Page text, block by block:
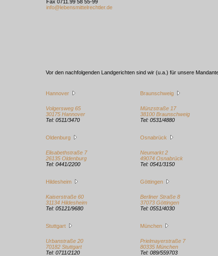
Fax 0711.99 58 55-99
info@lebensmittelrechtler.de
Vor den nachfolgenden Landgerichten sind wir (u.a.) für unsere
Hannover
Volgersweg 65
30175 Hannover
Tel: 0511/3470
Braunschweig
Münzstraße 17
38100 Braunschweig
Tel: 0531/4880
Oldenburg
Elisabethstraße 7
26135 Oldenburg
Tel: 0441/2200
Osnabrück
Neumarkt 2
49074 Osnabrück
Tel: 0541/3150
Hildesheim
Kaiserstraße 60
31134 Hildesheim
Tel: 05121/9680
Göttingen
Berliner Straße 8
37073 Göttingen
Tel: 0551/4030
Stuttgart
Urbanstraße 20
70182 Stuttgart
Tel: 0711/2120
München
Prielmayerstraße 7
80335 München
Tel: 089/559703